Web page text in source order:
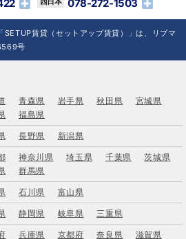
078-272-1503
SETUP賃貸（セットアップ賃貸）」は、リブマ
号
青森県 岩手県 秋田県
宮城県
福島県
長野県 新潟県
神奈川県 埼玉県 千葉県
茨城県
群馬県
石川県 富山県
静岡県 岐阜県 三重県
兵庫県 京都府 奈良県 滋賀県